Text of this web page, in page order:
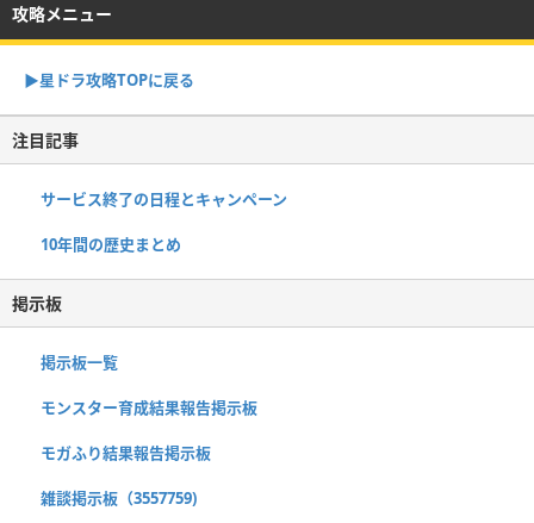
攻略メニュー
▶︎星ドラ攻略TOPに戻る
注目記事
サービス終了の日程とキャンペーン
10年間の歴史まとめ
掲示板
掲示板一覧
モンスター育成結果報告掲示板
モガふり結果報告掲示板
雑談掲示板（3557759)